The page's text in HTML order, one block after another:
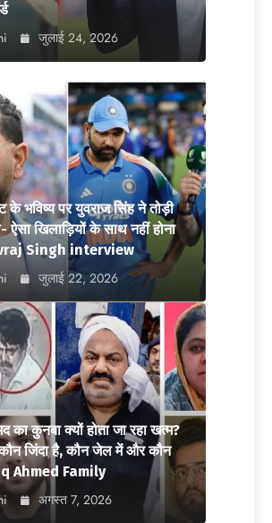
जुलाई 24, 2026
के भविष्य पर युवराज सिंह ने तोड़ी
ऐसा खिलाड़ियों के साथ नहीं होना
Singh interview
जुलाई 22, 2026
का कुनबा क्यों होता जा रहा खत्म?
जिंदा है, कौन जेल में और कौन
Ahmed Family
अगस्त 7, 2026